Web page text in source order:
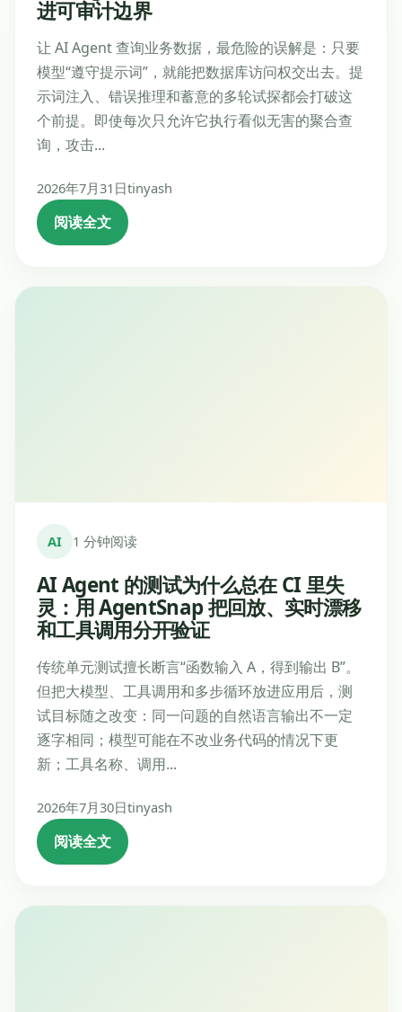
进可审计边界
让 AI Agent 查询业务数据，最危险的误解是：只要
模型“遵守提示词”，就能把数据库访问权交出去。提
示词注入、错误推理和蓄意的多轮试探都会打破这
个前提。即使每次只允许它执行看似无害的聚合查
询，攻击...
2026年7月31日tinyash
阅读全文
AI 1 分钟阅读
AI Agent 的测试为什么总在 CI 里失
灵：用 AgentSnap 把回放、实时漂移
和工具调用分开验证
传统单元测试擅长断言“函数输入 A，得到输出 B”。
但把大模型、工具调用和多步循环放进应用后，测
试目标随之改变：同一问题的自然语言输出不一定
逐字相同；模型可能在不改业务代码的情况下更
新；工具名称、调用...
2026年7月30日tinyash
阅读全文